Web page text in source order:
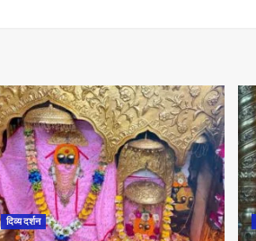
दिव्य दर्शन